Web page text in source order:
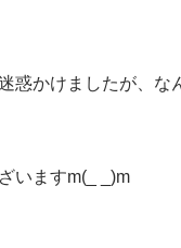
惑かけましたが、な
いますm(_ _)m